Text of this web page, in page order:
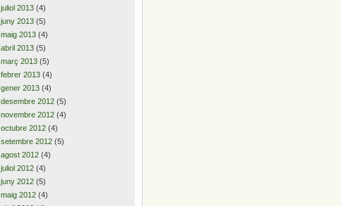
juliol 2013 (4)
juny 2013 (5)
maig 2013 (4)
abril 2013 (5)
març 2013 (5)
febrer 2013 (4)
gener 2013 (4)
desembre 2012 (5)
novembre 2012 (4)
octubre 2012 (4)
setembre 2012 (5)
agost 2012 (4)
juliol 2012 (4)
juny 2012 (5)
maig 2012 (4)